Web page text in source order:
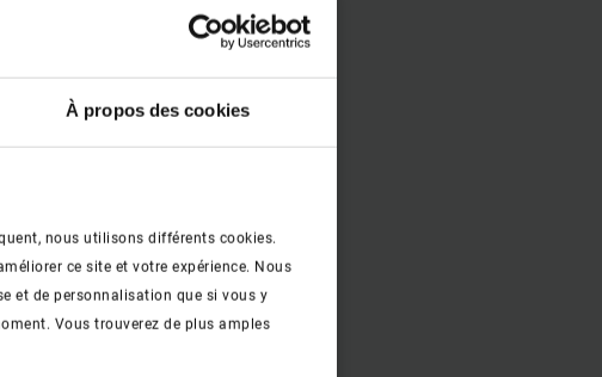
À propos des cookies
nous utilisons différents cookies.
ce site et votre expérience. Nous
et de personnalisation que si vous y
Vous trouverez de plus amples